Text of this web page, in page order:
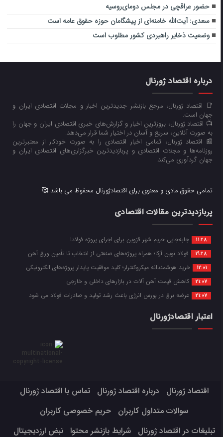
حضور عراقچی در مجلس دومای‌روسیه
سعدی: آیت‌الله خامنه‌ای از پیشگامان حوزه حقوق عامه است
وضعیت ذخایر راهبردی کشور مطلوب است
درباره اقتصاد ژورنال
📑 اقتصاد ژورنال، مرجع بازنشر جدیدترین اخبار و مجلات اقتصادی ایران و
جهان است.
📺 اقتصاد ژورنال، بروزترین اخبار و گزارش‌های خبری اقتصادی ایران و جهان را
به صورت آنلاین، سریع و آسان در اختیار شما قرار می‌‌دهد.
📰 اقتصاد ژورنال، تمامی اخبار اقتصادی را به صورت خودکار از معتبرترین
روزنامه‌ها و مجلات اقتصادی و پربازدیدترین خبرگزاری‌های اقتصادی ایران و
جهان گردآوری می‌کند.
تمامی حقوق مادی و معنوی برای اقتصادژورنال محفوظ می باشد 🥰
پربازدیدترین مقالات اقتصادی
11:28 جابه‌جایی حریم شهر قزوین برای اجرای پروژه فولاد!
19:28 فولاد نوین آرکا؛ همراه پروژه‌های صنعتی از انتخاب تا تأمین ورق آهن
12:01 خرید هوشمندانه میکروکنترلر؛ کلید موفقیت پایدار پروژه‌های الکترونیکی
21:07 کاهش قیمت آهن آلات در بازارهای داخلی و خارجی
21:07 عرضه برق در بورس انرژی باعث رشد تولید و صادرات فولاد می شود
اعتبار اقتصادژورنال
اقتصاد ژورنال درباره اقتصاد ژورنال
تماس با اقتصاد ژورنال
سوالات متداول کاربران
حریم خصوصی کاربران
تبلیغات در اقتصاد ژورنال
شرایط بازنشر محتوا نبض ارزدیجیتال